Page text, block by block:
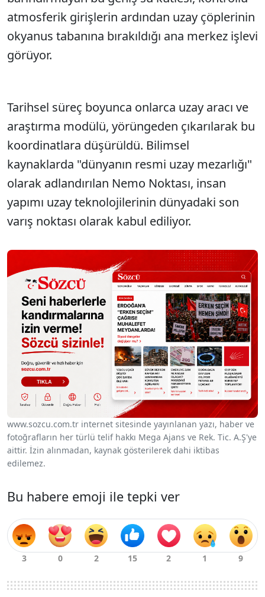
atmosferik girişlerin ardından uzay çöplerinin
okyanus tabanına bırakıldığı ana merkez işlevi
görüyor.
Tarihsel süreç boyunca onlarca uzay aracı ve
araştırma modülü, yörüngeden çıkarılarak bu
koordinatlara düşürüldü. Bilimsel
kaynaklarda "dünyanın resmi uzay mezarlığı"
olarak adlandırılan Nemo Noktası, insan
yapımı uzay teknolojilerinin dünyadaki son
varış noktası olarak kabul ediliyor.
www.sozcu.com.tr internet sitesinde yayınlanan yazı, haber ve
fotoğrafların her türlü telif hakkı Mega Ajans ve Rek. Tic. A.Ş'ye
aittir. İzin alınmadan, kaynak gösterilerek dahi iktibas
edilemez.
Bu habere emoji ile tepki ver